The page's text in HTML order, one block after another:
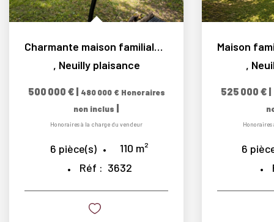
Charmante maison familiale 6 pièces avec jardin arboré sans...
, Neuilly plaisance
500 000 € | 480 000 € Honoraires
non inclus |
Honoraires à la charge du vendeur
6 pièce(s) 110 m²
Réf : 3632
,
525 000 € |
6